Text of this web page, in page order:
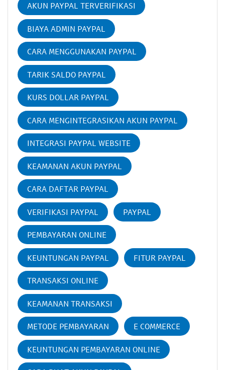
AKUN PAYPAL TERVERIFIKASI
BIAYA ADMIN PAYPAL
CARA MENGGUNAKAN PAYPAL
TARIK SALDO PAYPAL
KURS DOLLAR PAYPAL
CARA MENGINTEGRASIKAN AKUN PAYPAL
INTEGRASI PAYPAL WEBSITE
KEAMANAN AKUN PAYPAL
CARA DAFTAR PAYPAL
VERIFIKASI PAYPAL PAYPAL
PEMBAYARAN ONLINE
KEUNTUNGAN PAYPAL FITUR PAYPAL
TRANSAKSI ONLINE
KEAMANAN TRANSAKSI
METODE PEMBAYARAN E COMMERCE
KEUNTUNGAN PEMBAYARAN ONLINE